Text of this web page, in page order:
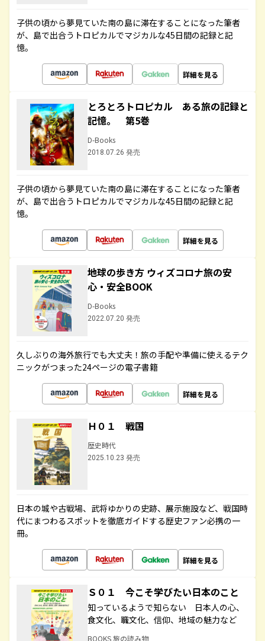
子供の頃から夢見ていた南の島に滞在することになった筆者
が、島で出合うトロピカルでマジカルな45日間の記録と記
憶。
詳細を見る
とろとろトロピカル ある旅の記録と
記憶。 第5巻
D-Books
2018.07.26 発売
子供の頃から夢見ていた南の島に滞在することになった筆者
が、島で出合うトロピカルでマジカルな45日間の記録と記
憶。
詳細を見る
地球の歩き方 ウィズコロナ旅の安
心・安全BOOK
D-Books
2022.07.20 発売
久しぶりの海外旅行でも大丈夫！旅の手配や準備に使えるテク
ニックがつまった24ページの電子書籍
詳細を見る
Ｈ０１ 戦国
歴史時代
2025.10.23 発売
日本の城や古戦場、武将ゆかりの史跡、展示施設など、戦国時
代にまつわるスポットを徹底ガイドする歴史ファン必携の一
冊。
詳細を見る
Ｓ０１ 今こそ学びたい日本のこと
知っているようで知らない 日本人の心、
食文化、職文化、信仰、地域の魅力など
BOOKS 旅の読み物